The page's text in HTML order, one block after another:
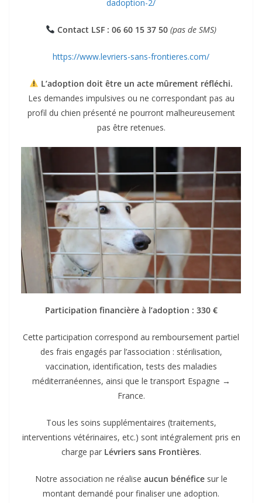
dadoption-2/
Contact LSF : 06 60 15 37 50 (pas de SMS)
https://www.levriers-sans-frontieres.com/
L’adoption doit être un acte mûrement réfléchi.
Les demandes impulsives ou ne correspondant pas au
profil du chien présenté ne pourront malheureusement
pas être retenues.
Participation financière à l’adoption : 330 €
Cette participation correspond au remboursement partiel
des frais engagés par l’association : stérilisation,
vaccination, identification, tests des maladies
méditerranéennes, ainsi que le transport Espagne →
France.
Tous les soins supplémentaires (traitements,
interventions vétérinaires, etc.) sont intégralement pris en
charge par Lévriers sans Frontières.
Notre association ne réalise aucun bénéficesur le
montant demandé pour finaliser une adoption.